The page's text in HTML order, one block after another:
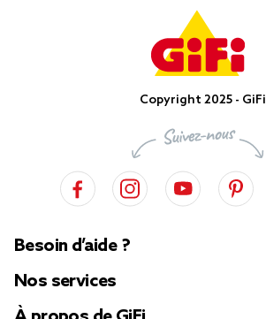
Copyright 2025 - GiFi
Besoin d’aide ?
Nos services